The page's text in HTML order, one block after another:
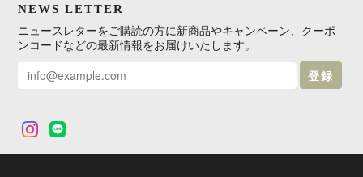
NEWS LETTER
ニュースレターをご購読の方に新商品やキャンペーン、クーポ
ンコードなどの最新情報をお届けいたします。
登録